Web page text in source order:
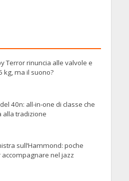
Terror rinuncia alle valvole e
kg, ma il suono?
40n: all-in-one di classe che
alla tradizione
sull’Hammond: poche
nel jazz